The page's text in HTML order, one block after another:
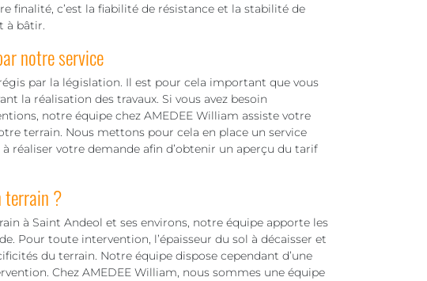
finalité, c’est la fiabilité de résistance et la stabilité de
à bâtir.
notre service
par la législation. Il est pour cela important que vous
la réalisation des travaux. Si vous avez besoin
notre équipe chez AMEDEE William assiste votre
terrain. Nous mettons pour cela en place un service
à réaliser votre demande afin d’obtenir un aperçu du tarif
terrain ?
à Saint Andeol et ses environs, notre équipe apporte les
Pour toute intervention, l’épaisseur du sol à décaisser et
du terrain. Notre équipe dispose cependant d’une
Chez AMEDEE William, nous sommes une équipe